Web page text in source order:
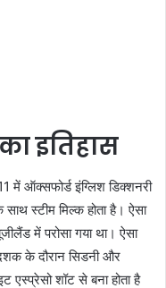
इतिहास
में ऑक्सफोर्ड इंग्लिश डिक्शनरी
स्टीम मिल्क होता है। ऐसा
में परोसा गया था। ऐसा
के दौरान सिडनी और
शॉट से बना होता है